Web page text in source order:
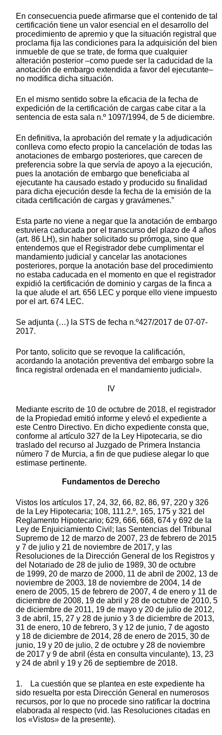
En consecuencia puede afirmarse que el contenido de tal
certificación tiene un valor esencial en el desarrollo del
procedimiento de apremio y que la situación registral que
proclama fija las condiciones para la adquisición del bien
inmueble de que se trate, de forma que cualquier
alteración posterior –como puede ser la caducidad de la
anotación de embargo extendida a favor del ejecutante–
no modifica dicha situación.
En el mismo sentido sobre la eficacia de la fecha de
expedición de la certificación de cargas cabe citar a la
sentencia de esta sala n.º 1097/1994, de 5 de diciembre.
En definitiva, la aprobación del remate y la adjudicación
conlleva como efecto propio la cancelación de todas las
anotaciones de embargo posteriores, que carecen de
preferencia sobre la que servía de apoyo a la ejecución,
pues la anotación de embargo que beneficiaba al
ejecutante ha causado estado y producido su finalidad
para dicha ejecución desde la fecha de la emisión de la
citada certificación de cargas y gravámenes.”
Esta parte no viene a negar que la anotación de embargo
estuviera caducada por el transcurso del plazo de 4 años
(art. 86 LH), sin haber solicitado su prórroga, sino que
entendemos que el Registrador debe cumplimentar el
mandamiento judicial y cancelar las anotaciones
posteriores, porque la anotación base del procedimiento
no estaba caducada en el momento en que el registrador
expidió la certificación de dominio y cargas de la finca a
la que alude el art. 656 LEC y porque ello viene impuesto
por el art. 674 LEC.
Se adjunta (…) la STS de fecha n.º427/2017 de 07-07-
2017.
Por tanto, solicito que se revoque la calificación,
acordando la anotación preventiva del embargo sobre la
finca registral ordenada en el mandamiento judicial».
IV
Mediante escrito de 10 de octubre de 2018, el registrador
de la Propiedad emitió informe y elevó el expediente a
este Centro Directivo. En dicho expediente consta que,
conforme al artículo 327 de la Ley Hipotecaria, se dio
traslado del recurso al Juzgado de Primera Instancia
número 7 de Murcia, a fin de que pudiese alegar lo que
estimase pertinente.
Fundamentos de Derecho
Vistos los artículos 17, 24, 32, 66, 82, 86, 97, 220 y 326
de la Ley Hipotecaria; 108, 111.2.º, 165, 175 y 321 del
Reglamento Hipotecario; 629, 666, 668, 674 y 692 de la
Ley de Enjuiciamiento Civil; las Sentencias del Tribunal
Supremo de 12 de marzo de 2007, 23 de febrero de 2015
y 7 de julio y 21 de noviembre de 2017, y las
Resoluciones de la Dirección General de los Registros y
del Notariado de 28 de julio de 1989, 30 de octubre
de 1999, 20 de marzo de 2000, 11 de abril de 2002, 13 de
noviembre de 2003, 18 de noviembre de 2004, 14 de
enero de 2005, 15 de febrero de 2007, 4 de enero y 11 de
diciembre de 2008, 19 de abril y 28 de octubre de 2010, 5
de diciembre de 2011, 19 de mayo y 20 de julio de 2012,
3 de abril, 15, 27 y 28 de junio y 3 de diciembre de 2013,
31 de enero, 10 de febrero, 3 y 12 de junio, 7 de agosto
y 18 de diciembre de 2014, 28 de enero de 2015, 30 de
junio, 19 y 20 de julio, 2 de octubre y 28 de noviembre
de 2017 y 9 de abril (ésta en consulta vinculante), 13, 23
y 24 de abril y 19 y 26 de septiembre de 2018.
1. La cuestión que se plantea en este expediente ha
sido resuelta por esta Dirección General en numerosos
recursos, por lo que no procede sino ratificar la doctrina
elaborada al respecto (vid. las Resoluciones citadas en
los «Vistos» de la presente).